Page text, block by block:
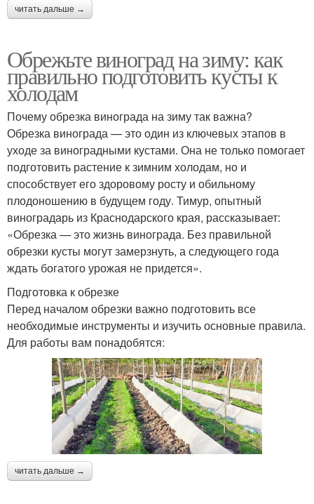
читать дальше →
Обрежьте виноград на зиму: как
правильно подготовить кусты к
холодам
Почему обрезка винограда на зиму так важна?
Обрезка винограда — это один из ключевых этапов в
уходе за виноградными кустами. Она не только помогает
подготовить растение к зимним холодам, но и
способствует его здоровому росту и обильному
плодоношению в будущем году. Тимур, опытный
виноградарь из Краснодарского края, рассказывает:
«Обрезка — это жизнь винограда. Без правильной
обрезки кусты могут замерзнуть, а следующего года
ждать богатого урожая не придется».
Подготовка к обрезке
Перед началом обрезки важно подготовить все
необходимые инструменты и изучить основные правила.
Для работы вам понадобятся:
читать дальше →